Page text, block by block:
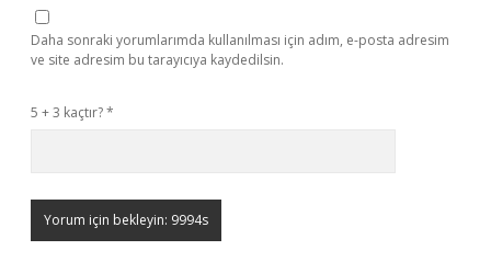
Daha sonraki yorumlarımda kullanılması için adım, e-posta adresim
ve site adresim bu tarayıcıya kaydedilsin.
5 + 3 kaçtır?*